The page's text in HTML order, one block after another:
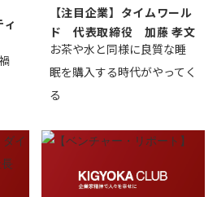
【注目企業】タイムワール
ド 代表取締役 加藤 孝文
お茶や水と同様に良質な睡
眠を購入する時代がやってく
る